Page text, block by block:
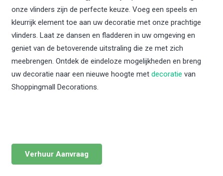
onze vlinders zijn de perfecte keuze. Voeg een speels en
kleurrijk element toe aan uw decoratie met onze prachtige
vlinders. Laat ze dansen en fladderen in uw omgeving en
geniet van de betoverende uitstraling die ze met zich
meebrengen. Ontdek de eindeloze mogelijkheden en breng
uw decoratie naar een nieuwe hoogte met decoratie van
Shoppingmall Decorations.
Verhuur Aanvraag